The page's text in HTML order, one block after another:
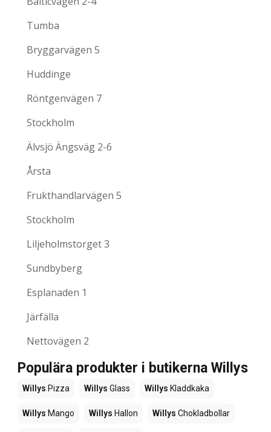
Tumba
Bryggarvägen 5
Huddinge
Röntgenvägen 7
Stockholm
Älvsjö Ängsväg 2-6
Årsta
Frukthandlarvägen 5
Stockholm
Liljeholmstorget 3
Sundbyberg
Esplanaden 1
Järfälla
Nettovägen 2
Populära produkter i butikerna Willys
Willys Pizza Willys Glass Willys Kladdkaka
Willys Mango Willys Hallon Willys Chokladbollar